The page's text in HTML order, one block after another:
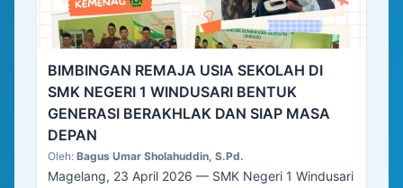
BIMBINGAN REMAJA USIA SEKOLAH DI
SMK NEGERI 1 WINDUSARI BENTUK
GENERASI BERAKHLAK DAN SIAP MASA
DEPAN
Oleh: Bagus Umar Sholahuddin, S.Pd.
Magelang, 23 April 2026 — SMK Negeri 1 Windusari